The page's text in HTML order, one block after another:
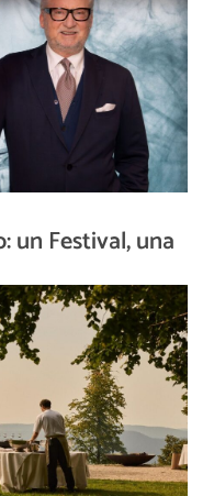
un Festival, una